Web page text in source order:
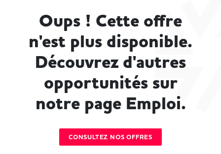
Oups ! Cette offre
n'est plus disponible.
Découvrez d'autres
opportunités sur
notre page Emploi.
CONSULTEZ NOS OFFRES